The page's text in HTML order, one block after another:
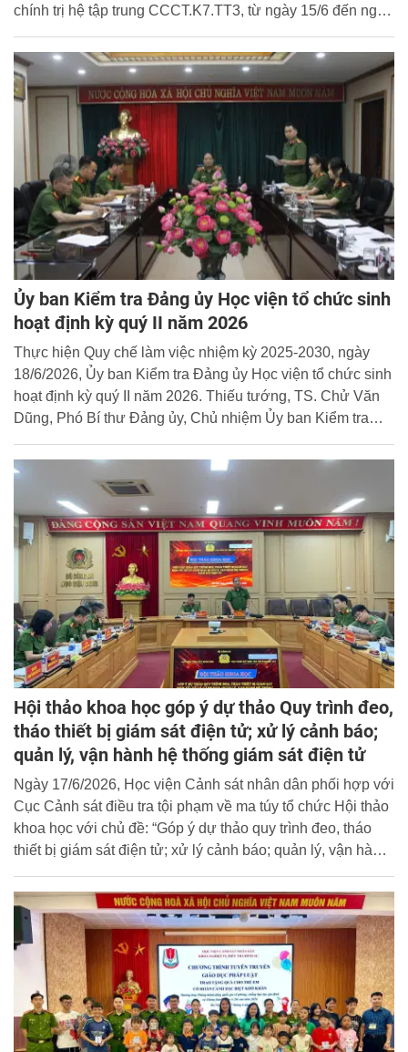
chính trị hệ tập trung CCCT.K7.TT3, từ ngày 15/6 đến ngày
đã tổ chức cho học viên lớp CCCT.K7.TT3 tham gia
chương trình nghiên cứu thực tế tại các tỉnh Nghệ An và
Quảng Trị.
Ủy ban Kiểm tra Đảng ủy Học viện tổ chức sinh
hoạt định kỳ quý II năm 2026
Thực hiện Quy chế làm việc nhiệm kỳ 2025-2030, ngày
18/6/2026, Ủy ban Kiểm tra Đảng ủy Học viện tổ chức sinh
hoạt định kỳ quý II năm 2026. Thiếu tướng, TS. Chử Văn
Dũng, Phó Bí thư Đảng ủy, Chủ nhiệm Ủy ban Kiểm tra
Đảng ủy, Phó Giám đốc Học viện Cảnh sát nhân dân
(CSND) dự và chủ trì cuộc họp.
Hội thảo khoa học góp ý dự thảo Quy trình đeo,
tháo thiết bị giám sát điện tử; xử lý cảnh báo;
quản lý, vận hành hệ thống giám sát điện tử
Ngày 17/6/2026, Học viện Cảnh sát nhân dân phối hợp với
Cục Cảnh sát điều tra tội phạm về ma túy tổ chức Hội thảo
khoa học với chủ đề: “Góp ý dự thảo quy trình đeo, tháo
thiết bị giám sát điện tử; xử lý cảnh báo; quản lý, vận hành